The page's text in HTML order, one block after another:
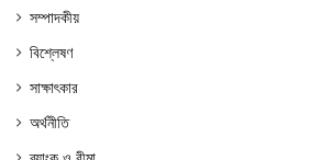
সম্পাদকীয়
বিশ্লেষণ
সাক্ষাৎকার
অর্থনীতি